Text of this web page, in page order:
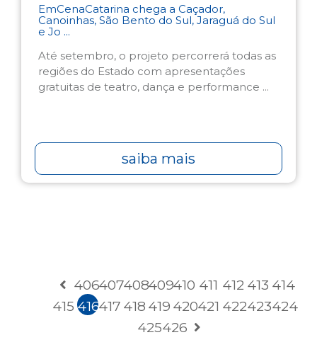
EmCenaCatarina chega a Caçador,
Canoinhas, São Bento do Sul, Jaraguá do Sul
e Jo ...
Até setembro, o projeto percorrerá todas as
regiões do Estado com apresentações
gratuitas de teatro, dança e performance ...
saiba mais
406407408409410 411 412 413 414
415 416417 418 419 420421 422423424
425426